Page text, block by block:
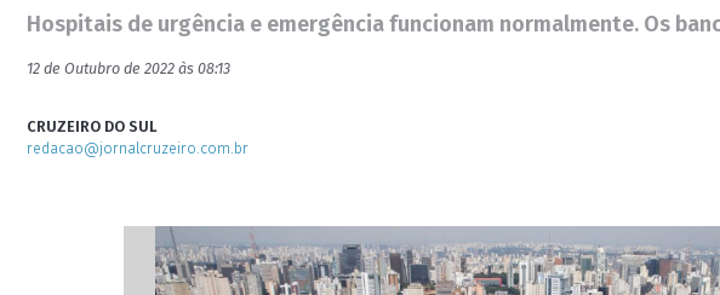
Hospitais de urgência e emergência funcionam normalmente. Os
12 de Outubro de 2022 às 08:13
CRUZEIRO DO SUL
redacao@jornalcruzeiro.com.br